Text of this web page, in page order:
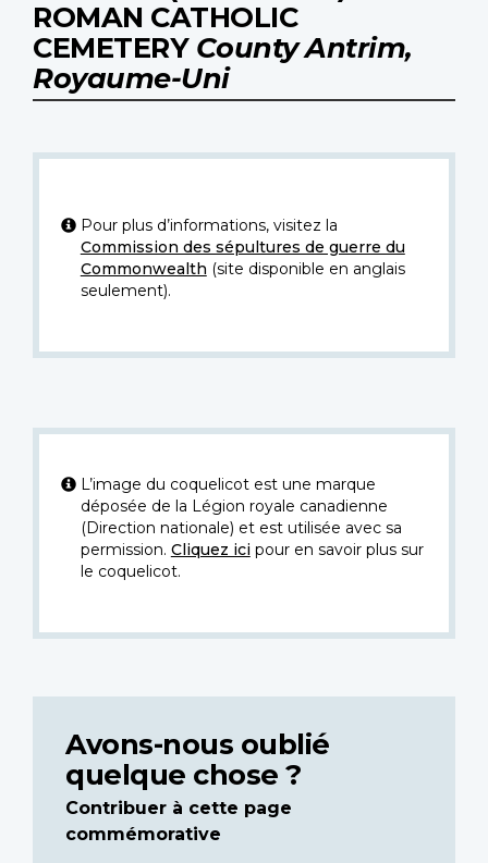
ROMAN CATHOLIC
CEMETERY County Antrim,
Royaume-Uni
Pour plus d’informations, visitez la
Commission des sépultures de guerre du
Commonwealth (site disponible en anglais
seulement).
L’image du coquelicot est une marque
déposée de la Légion royale canadienne
(Direction nationale) et est utilisée avec sa
permission. Cliquez icipour en savoir plus sur
le coquelicot.
Avons-nous oublié
quelque chose ?
Contribuer à cette page
commémorative